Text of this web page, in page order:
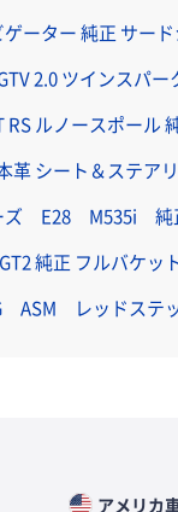
ーター 純正 サー
2.0 ツインスパー
RS ルノースポール
革 シート＆ステア
E28 M535i 純
純正 フルバケッ
ASM レッドステ
アメリカ